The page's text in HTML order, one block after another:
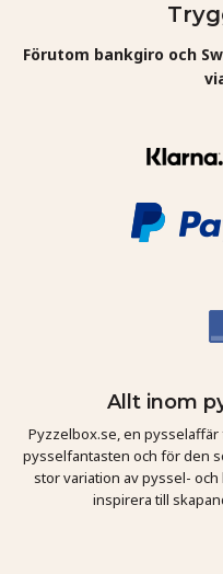
Förutom bankgiro och
Allt inom
Pyzzelbox.se, en
pysselfantasten och för den
stor variation av pyssel-
inspirera till